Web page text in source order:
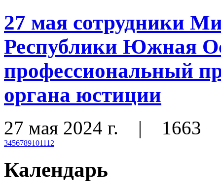
27 мая сотрудники
Республики Южная
профессиональный
органа юстиции
27 мая 2024 г. | 1663
3456789101112
Календарь